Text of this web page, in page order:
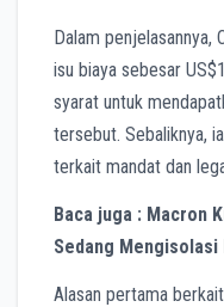
Dalam penjelasannya,
isu biaya sebesar
syarat untuk
tersebut. Sebaliknya,
terkait mandat dan
Baca juga : Macron
Sedang Mengisolasi
Alasan pertama